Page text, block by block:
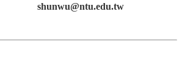
shunwu@ntu.edu.tw